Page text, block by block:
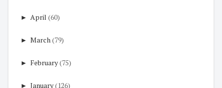
► April (60)
► March(79)
► February(75)
► January(126)